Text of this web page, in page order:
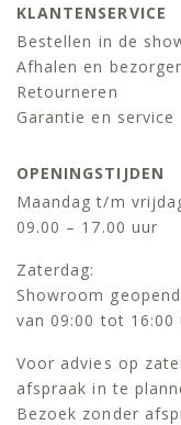
KLANTENSERVICE
Bestellen in de
Afhalen en
Retourneren
Garantie en service
OPENINGSTIJDEN
Maandag t/m
09.00 – 17.00 uur
Zaterdag:
Showroom
van 09:00 tot 16:00
Voor advies op
afspraak in te
Bezoek zonder